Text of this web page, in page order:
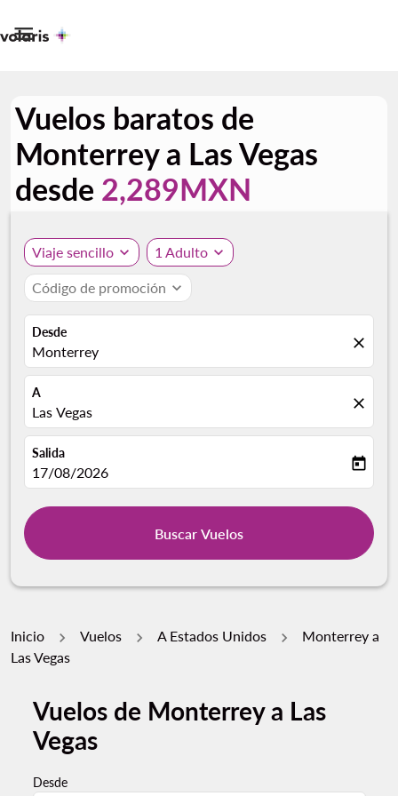

Vuelos baratos de
Monterrey a Las Vegas
desde 2,289MXN
Viaje sencillo expand_more 1 Adulto expand_more
Código de promoción expand_more
Desde
Monterrey close
A
Las Vegas close
Salida
fc-booking-departure-date-aria-label
17/08/2026 today
Buscar Vuelos
Inicio Vuelos A Estados Unidos
Monterrey a
Las Vegas
Vuelos de Monterrey a Las
Vegas
Desde